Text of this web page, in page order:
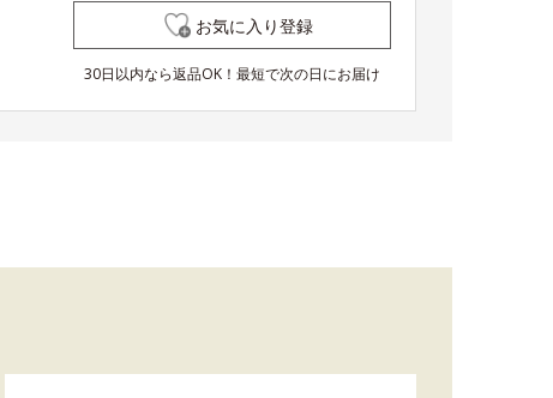
お気に入り登録
30日以内なら返品OK！最短で次の日にお届け